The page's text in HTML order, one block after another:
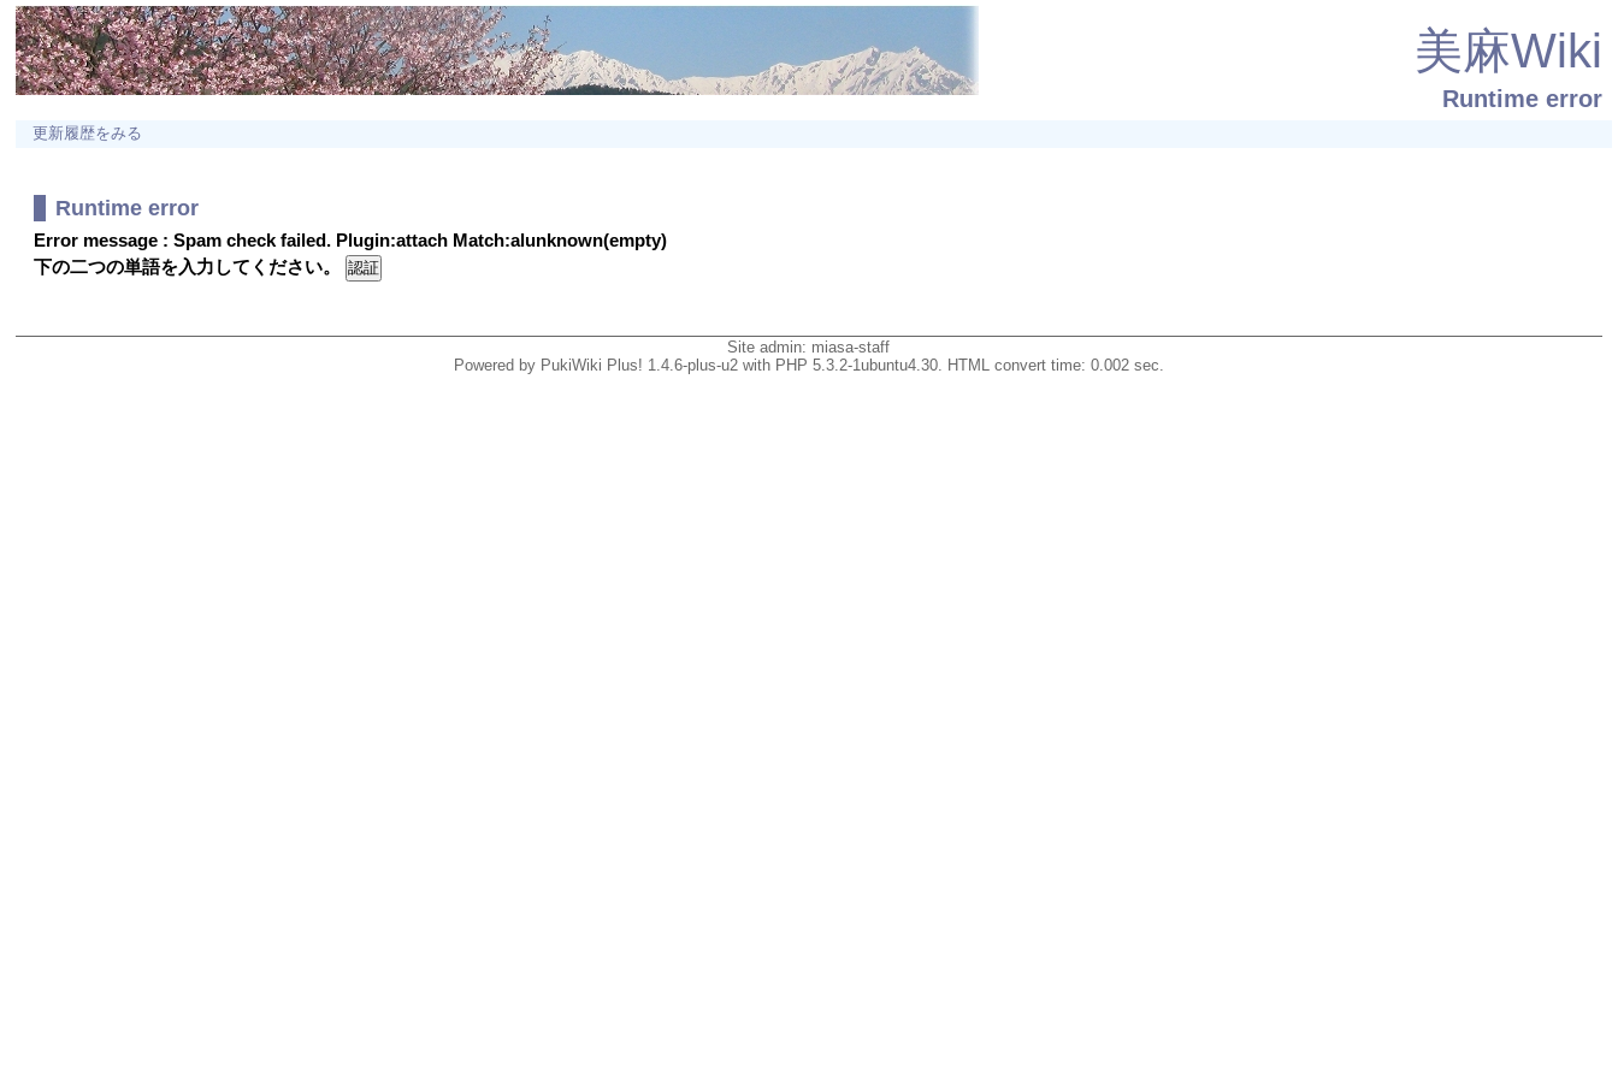
美麻Wiki
Runtime error
更新履歴をみる
Runtime error
Error message : Spam check failed. Plugin:attach Match:alunknown(empty)
下の二つの単語を入力してください。
Site admin: miasa-staff
Powered by PukiWiki Plus! 1.4.6-plus-u2 with PHP 5.3.2-1ubuntu4.30. HTML convert time: 0.002 sec.